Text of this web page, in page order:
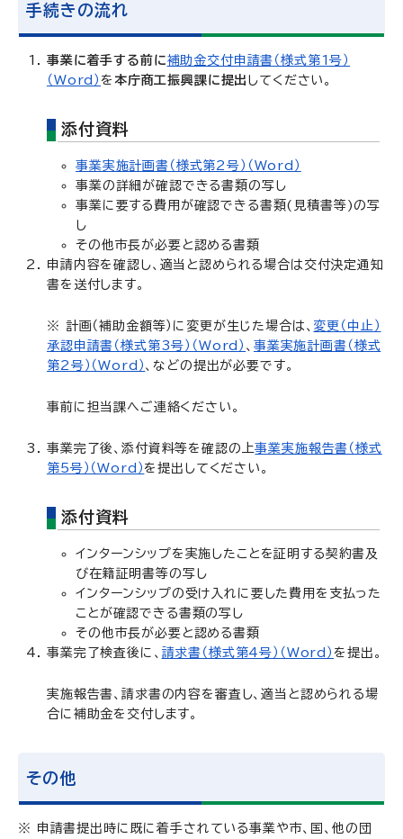
手続きの流れ
事業に着手する前に補助金交付申請書（様式第1号）
（Word） を 本庁商工振興課に提出 してください。
添付資料
事業実施計画書（様式第2号）（Word）
事業の詳細が確認できる書類の写し
事業に要する費用が確認できる書類(見積書等)の写
し
その他市長が必要と認める書類
申請内容を確認し、適当と認められる場合は交付決定通知
書を送付します。
※ 計画（補助金額等）に変更が生じた場合は、 変更（中止）
承認申請書（様式第3号）（Word） 、 事業実施計画書（様式
第2号）（Word） 、などの提出が必要です。
事前に担当課へご連絡ください。
事業完了後、添付資料等を確認の上事業実施報告書（様式
第5号）（Word） を提出してください。
添付資料
インターンシップを実施したことを証明する契約書及
び在籍証明書等の写し
インターンシップの受け入れに要した費用を支払った
ことが確認できる書類の写し
その他市長が必要と認める書類
事業完了検査後に、 請求書（様式第4号）（Word） を提出。
実施報告書、請求書の内容を審査し、適当と認められる場
合に補助金を交付します。
その他
※ 申請書提出時に既に着手されている事業や市、国、他の団